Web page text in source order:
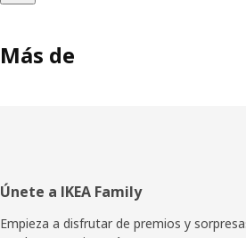
Más de
Pie
de
Únete a IKEA Family
Empieza a disfrutar de premios y